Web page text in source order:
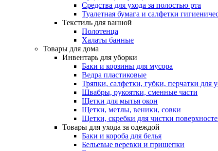
Средства для ухода за полостью рта
Туалетная бумага и салфетки
Текстиль для ванной
Полотенца
Халаты банные
Товары для дома
Инвентарь для уборки
Баки и корзины для мусора
Ведра пластиковые
Тряпки, салфетки, губки, перчатки для
Швабры, рукоятки, сменные части
Щетки для мытья окон
Щетки, метлы, веники, совки
Щетки, скребки для чистки
Товары для ухода за одеждой
Баки и короба для белья
Бельевые веревки и прищепки